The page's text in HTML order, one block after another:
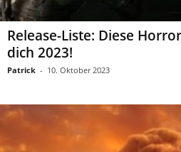
Release-Liste: Diese
dich 2023!
Patrick - 10. Oktober 2023